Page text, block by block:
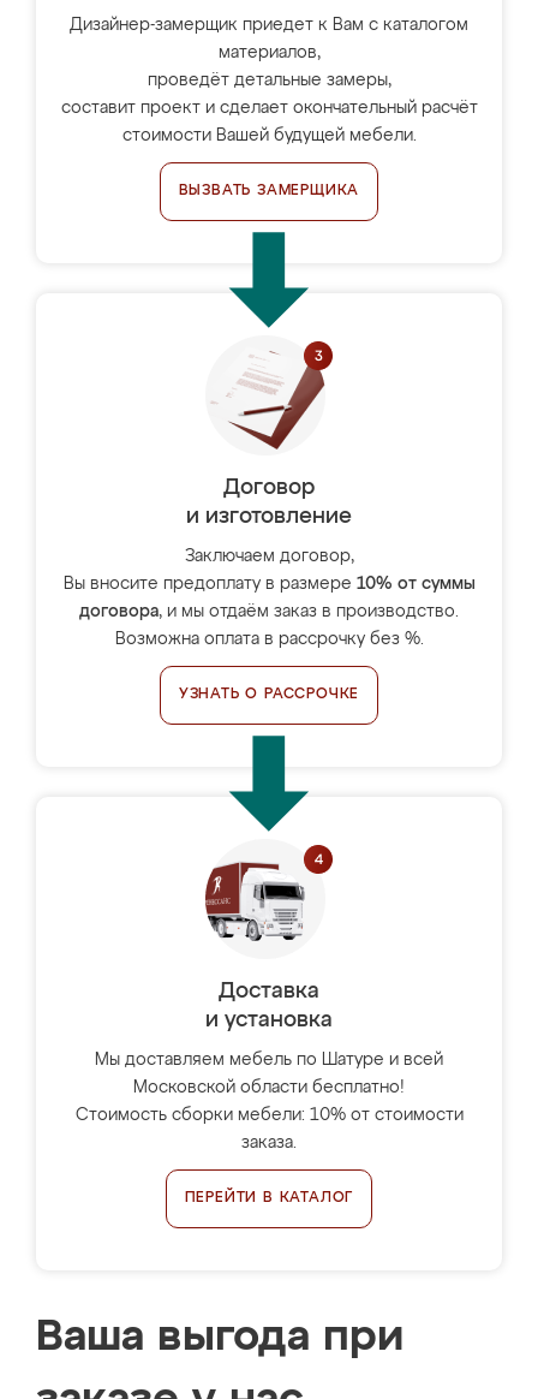
Дизайнер-замерщик приедет к Вам с каталогом
материалов,
проведёт детальные замеры,
составит проект и сделает окончательный расчёт
стоимости Вашей будущей мебели.
ВЫЗВАТЬ ЗАМЕРЩИКА
Договор
и изготовление
Заключаем договор,
Вы вносите предоплату в размере 10% от суммы
договора, и мы отдаём заказ в производство.
Возможна оплата в рассрочку без %.
УЗНАТЬ О РАССРОЧКЕ
Доставка
и установка
Мы доставляем мебель по Шатуре и всей
Московской области бесплатно!
Стоимость сборки мебели: 10% от стоимости
заказа.
ПЕРЕЙТИ В КАТАЛОГ
Ваша выгода при